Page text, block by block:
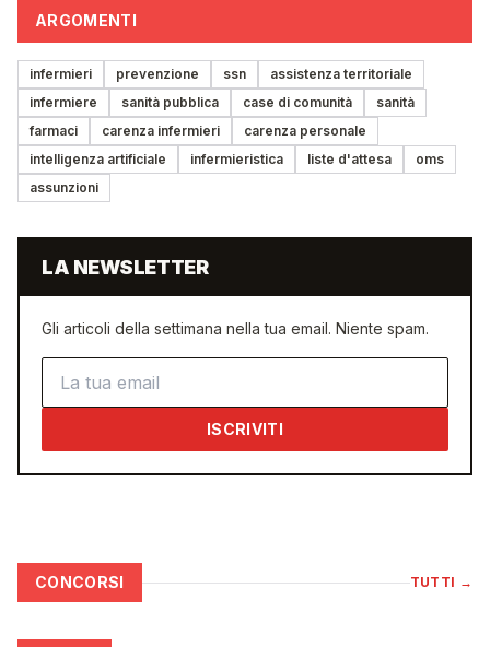
ARGOMENTI
infermieri prevenzione ssn
assistenza territoriale
infermiere
sanità pubblica case di comunità
sanità
farmaci
carenza infermieri
carenza personale
intelligenza artificiale
infermieristica liste d'attesa
oms
assunzioni
LA NEWSLETTER
Gli articoli della settimana nella tua email. Niente spam.
ISCRIVITI
CONCORSI TUTTI →